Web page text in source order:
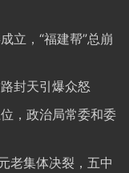
立，“福建帮”总崩
封天引爆众怒
，政治局常委和委
老集体决裂，五中